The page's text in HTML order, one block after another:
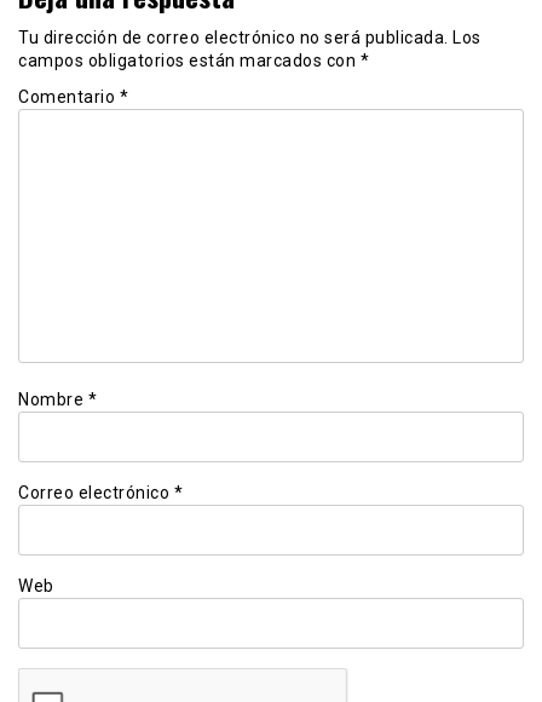
Tu dirección de correo electrónico no será publicada. Los
campos obligatorios están marcados con *
Comentario *
Nombre *
Correo electrónico *
Web